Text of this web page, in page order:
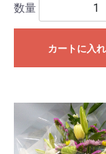
数量
カートに入